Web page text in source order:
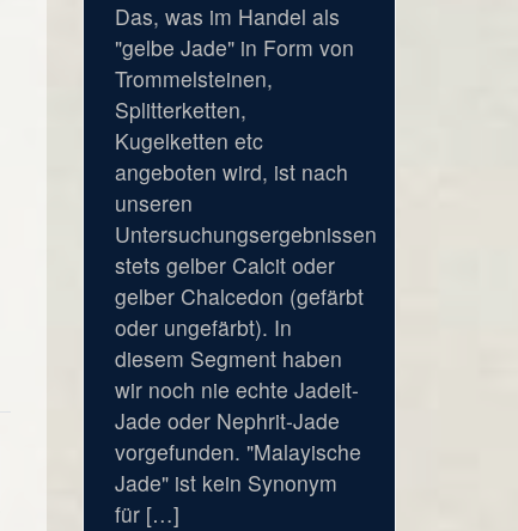
Das, was im Handel als
"gelbe Jade" in Form von
Trommelsteinen,
Splitterketten,
Kugelketten etc
angeboten wird, ist nach
unseren
Untersuchungsergebnissen
stets gelber Calcit oder
gelber Chalcedon (gefärbt
oder ungefärbt). In
diesem Segment haben
wir noch nie echte Jadeit-
Jade oder Nephrit-Jade
vorgefunden. "Malayische
Jade" ist kein Synonym
für […]